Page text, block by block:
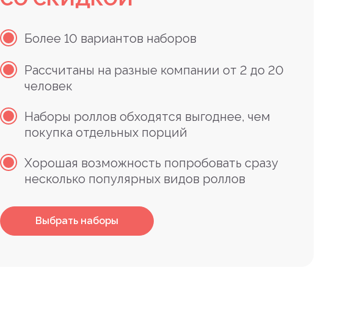
Более 10 вариантов наборов
Рассчитаны на разные компании от 2 до 20
человек
Наборы роллов обходятся выгоднее, чем
покупка отдельных порций
Хорошая возможность попробовать сразу
несколько популярных видов роллов
Выбрать наборы